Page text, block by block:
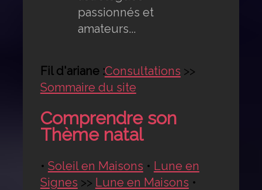
passionnés et
amateurs...
Fil d'ariane :Consultations >>
Sommaire du site
Comprendre son
Thème natal
• Soleil en Maisons • Lune en
Signes >> Lune en Maisons •